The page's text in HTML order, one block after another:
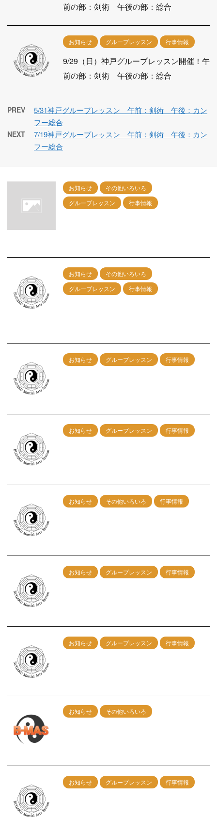
前の部：剣術 午後の部：総合
お知らせ グループレッスン 行事情報
9/29（日）神戸グループレッスン開催！午
前の部：剣術 午後の部：総合
PREV
5/31神戸グループレッスン 午前：剣術 午後：カン
フー総合
NEXT
7/19神戸グループレッスン 午前：剣術 午後：カン
フー総合
お知らせ
その他いろいろ
グループレッスン
行事情報
お知らせ
その他いろいろ
グループレッスン
行事情報
お知らせ グループレッスン 行事情報
お知らせ グループレッスン 行事情報
お知らせ その他いろいろ 行事情報
お知らせ グループレッスン 行事情報
お知らせ グループレッスン 行事情報
お知らせ その他いろいろ
お知らせ グループレッスン 行事情報